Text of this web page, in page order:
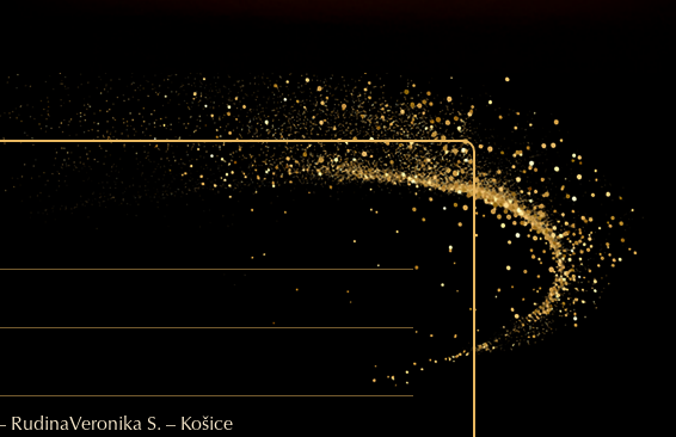
RudinaVeronika S. – Košice